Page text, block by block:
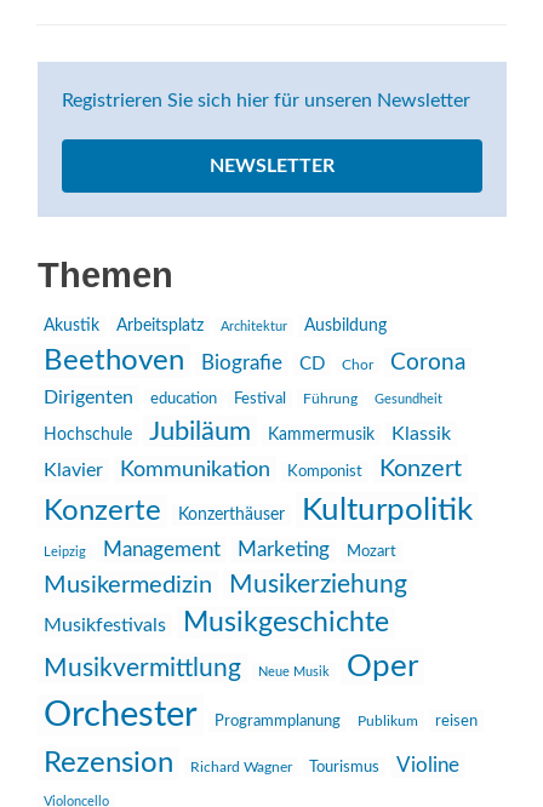
Registrieren Sie sich hier für unseren Newsletter
NEWSLETTER
Themen
Akustik Arbeitsplatz Architektur Ausbildung
Beethoven Biografie CD Chor Corona
Dirigenten education Festival Führung Gesundheit
Hochschule Jubiläum Kammermusik
Klassik
Klavier
Kommunikation Komponist Konzert
Konzerte Konzerthäuser Kulturpolitik
Leipzig Management Marketing Mozart
Musikermedizin Musikerziehung
Musikfestivals Musikgeschichte
Musikvermittlung Neue Musik Oper
Orchester Programmplanung Publikum reisen
Rezension Richard Wagner Tourismus Violine
Violoncello